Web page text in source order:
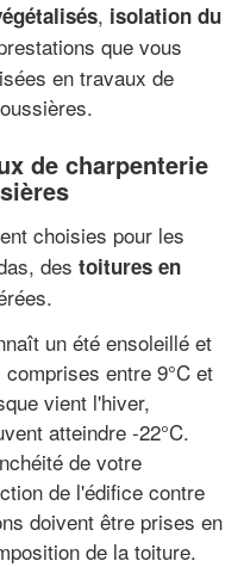
, isolation du
que vous
en travaux de
de charpenterie
choisies pour les
des toitures en
un été ensoleillé et
entre 9°C et
vient l'hiver,
atteindre -22°C.
de votre
de l'édifice contre
doivent être prises en
de la toiture.